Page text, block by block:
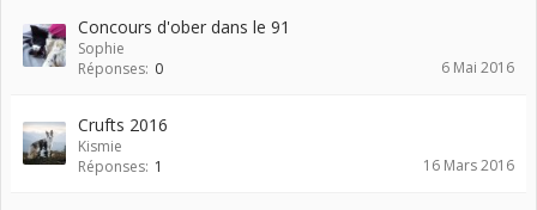
Concours d'ober dans le 91
Sophie
Réponses: 0 6 Mai 2016
Crufts 2016
Kismie
Réponses: 1 16 Mars 2016